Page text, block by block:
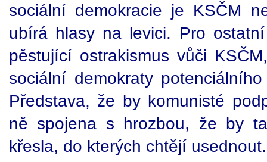
sociální demokracie je KSČM
ubírá hlasy na levici. Pro
pěstující ostrakismus vůči
sociální demokraty
Představa, že by komunisté
ně spojena s hrozbou, že by
křesla, do kterých chtějí usednout.